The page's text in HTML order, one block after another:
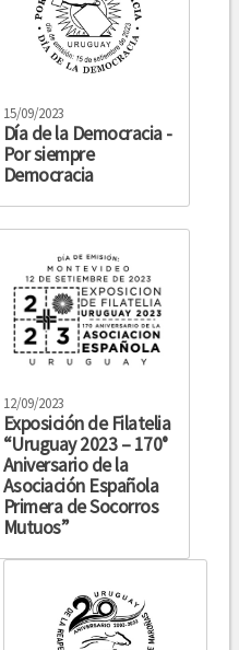
15/09/2023
Día de la Democracia -
Por siempre
Democracia
12/09/2023
Exposición de Filatelia
“Uruguay 2023 – 170°
Aniversario de la
Asociación Española
Primera de Socorros
Mutuos”